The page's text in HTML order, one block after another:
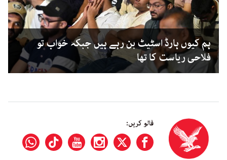
ہم کیوں ہارڈ اسٹیٹ بن رہے ہیں جبکہ خواب تو
فلاحی ریاست کا تھا
فالو کریں: